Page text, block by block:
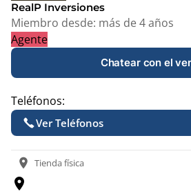
RealP Inversiones
Miembro desde: más de 4 años
Agente
Chatear con el
Teléfonos:
Ver Teléfonos
location_on Tienda física
location_on